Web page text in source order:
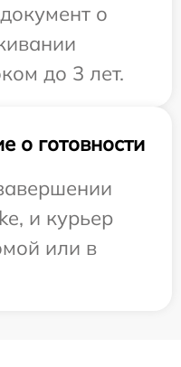
о
до 3 лет.
о готовности
и курьер
или в